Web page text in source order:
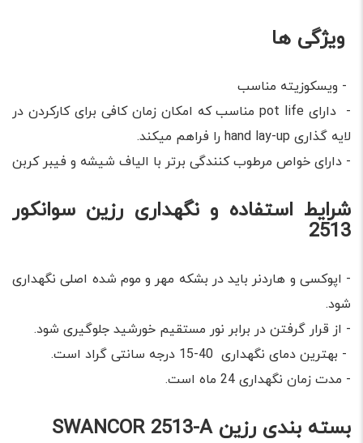
ویژگی ها
- ویسکوزیته مناسب
- دارای pot life مناسب که امکان زمان کافی برای کارکردن در
لایه گذاری hand lay-up را فراهم می­کند.
- دارای خواص مرطوب کنندگی برتر با الیاف شیشه و فیبر کربن
شرایط استفاده و نگهداری رزین سوانکور
2513
- اپوکسی و هاردنر باید در بشکه مهر و موم شده اصلی نگهداری
شود.
- از قرار گرفتن در برابر نور مستقیم خورشید جلوگیری شود.
- بهترین دمای نگهداری 40-15 درجه سانتی گراد است.
- مدت زمان نگهداری 24 ماه است.
بسته بندی رزین SWANCOR 2513-A